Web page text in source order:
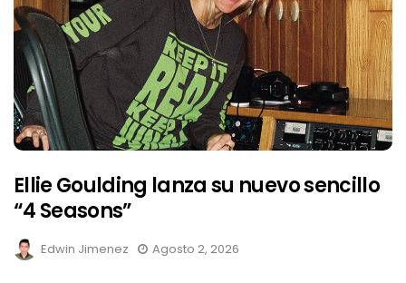
Ellie Goulding lanza su nuevo sencillo
“4 Seasons”
Edwin Jimenez Agosto 2, 2026